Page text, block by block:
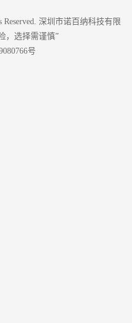
深圳市诺百纳科技有限
，选择需谨慎”
号